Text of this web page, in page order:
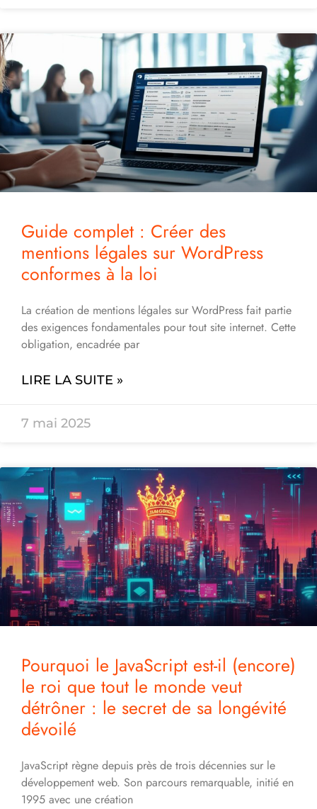
Guide complet : Créer des
mentions légales sur WordPress
conformes à la loi
La création de mentions légales sur WordPress fait partie
des exigences fondamentales pour tout site internet. Cette
obligation, encadrée par
LIRE LA SUITE »
7 mai 2025
Pourquoi le JavaScript est-il (encore)
le roi que tout le monde veut
détrôner : le secret de sa longévité
dévoilé
JavaScript règne depuis près de trois décennies sur le
développement web. Son parcours remarquable, initié en
1995 avec une création